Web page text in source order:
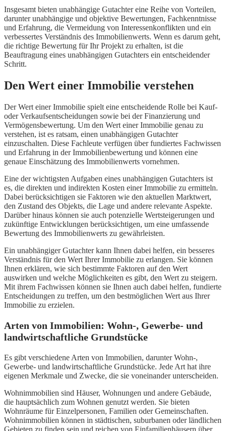
Insgesamt bieten unabhängige Gutachter eine Reihe von Vorteilen,
darunter unabhängige und objektive Bewertungen, Fachkenntnisse
und Erfahrung, die Vermeidung von Interessenkonflikten und ein
verbessertes Verständnis des Immobilienwerts. Wenn es darum geht,
die richtige Bewertung für Ihr Projekt zu erhalten, ist die
Beauftragung eines unabhängigen Gutachters ein entscheidender
Schritt.
Den Wert einer Immobilie verstehen
Der Wert einer Immobilie spielt eine entscheidende Rolle bei Kauf-
oder Verkaufsentscheidungen sowie bei der Finanzierung und
Vermögensbewertung. Um den Wert einer Immobilie genau zu
verstehen, ist es ratsam, einen unabhängigen Gutachter
einzuschalten. Diese Fachleute verfügen über fundiertes Fachwissen
und Erfahrung in der Immobilienbewertung und können eine
genaue Einschätzung des Immobilienwerts vornehmen.
Eine der wichtigsten Aufgaben eines unabhängigen Gutachters ist
es, die direkten und indirekten Kosten einer Immobilie zu ermitteln.
Dabei berücksichtigen sie Faktoren wie den aktuellen Marktwert,
den Zustand des Objekts, die Lage und andere relevante Aspekte.
Darüber hinaus können sie auch potenzielle Wertsteigerungen und
zukünftige Entwicklungen berücksichtigen, um eine umfassende
Bewertung des Immobilienwerts zu gewährleisten.
Ein unabhängiger Gutachter kann Ihnen dabei helfen, ein besseres
Verständnis für den Wert Ihrer Immobilie zu erlangen. Sie können
Ihnen erklären, wie sich bestimmte Faktoren auf den Wert
auswirken und welche Möglichkeiten es gibt, den Wert zu steigern.
Mit ihrem Fachwissen können sie Ihnen auch dabei helfen, fundierte
Entscheidungen zu treffen, um den bestmöglichen Wert aus Ihrer
Immobilie zu erzielen.
Arten von Immobilien: Wohn-, Gewerbe- und
landwirtschaftliche Grundstücke
Es gibt verschiedene Arten von Immobilien, darunter Wohn-,
Gewerbe- und landwirtschaftliche Grundstücke. Jede Art hat ihre
eigenen Merkmale und Zwecke, die sie voneinander unterscheiden.
Wohnimmobilien sind Häuser, Wohnungen und andere Gebäude,
die hauptsächlich zum Wohnen genutzt werden. Sie bieten
Wohnräume für Einzelpersonen, Familien oder Gemeinschaften.
Wohnimmobilien können in städtischen, suburbanen oder ländlichen
Gebieten zu finden sein und reichen von Einfamilienhäusern über